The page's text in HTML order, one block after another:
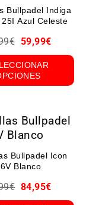
Bullpadel Indiga
Azul Celeste
€ 59,99€
Bullpadel Icon
Blanco
€ 84,95€